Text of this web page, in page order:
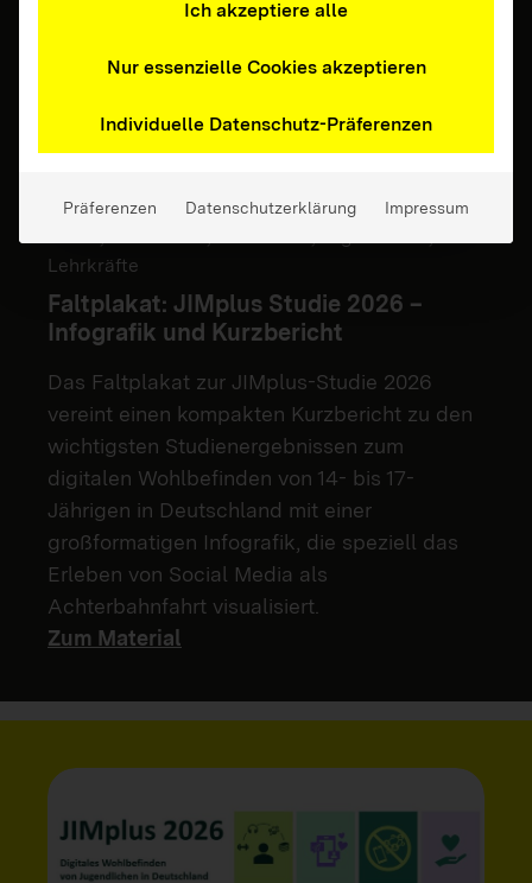
Lehrkräfte
Faltplakat: JIMplus Studie 2026 –
Infografik und Kurzbericht
Das Faltplakat zur JIMplus-Studie 2026
vereint einen kompakten Kurzbericht zu den
wichtigsten Studienergebnissen zum
digitalen Wohlbefinden von 14- bis 17-
Jährigen in Deutschland mit einer
großformatigen Infografik, die speziell das
Erleben von Social Media als
Achterbahnfahrt visualisiert.
Zum Material
Ich akzeptiere alle
Nur essenzielle Cookies akzeptieren
Individuelle Datenschutz-Präferenzen
Präferenzen Datenschutzerklärung Impressum